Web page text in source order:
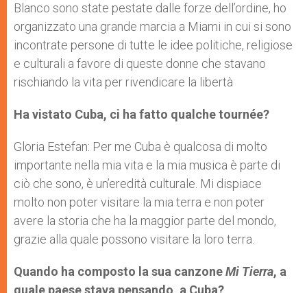
Blanco sono state pestate dalle forze dell’ordine, ho
organizzato una grande marcia a Miami in cui si sono
incontrate persone di tutte le idee politiche, religiose
e culturali a favore di queste donne che stavano
rischiando la vita per rivendicare la libertà
Ha vistato Cuba, ci ha fatto qualche tournée?
Gloria Estefan: Per me Cuba è qualcosa di molto
importante nella mia vita e la mia musica è parte di
ciò che sono, è un’eredità culturale. Mi dispiace
molto non poter visitare la mia terra e non poter
avere la storia che ha la maggior parte del mondo,
grazie alla quale possono visitare la loro terra.
Quando ha composto la sua canzoneMi Tierra, a
quale paese stava pensando, a Cuba?